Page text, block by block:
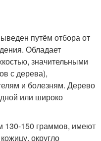
путём отбора от
Обладает
значительными
с дерева),
и болезням. Дерево
или широко
130-150 граммов, имеют
округло